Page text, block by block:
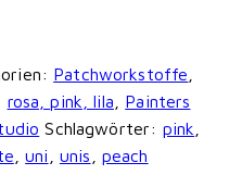
Patchworkstoffe
rosa, pink, lila
Painters
Schlagwörter: pink
,uni unis peach